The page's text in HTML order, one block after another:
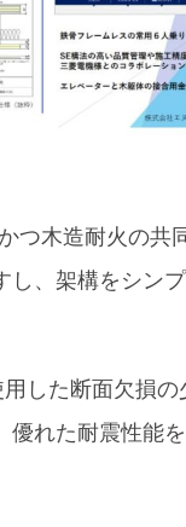
つ木造耐火の共
し、架構をシン
した断面欠損の
優れた耐震性能